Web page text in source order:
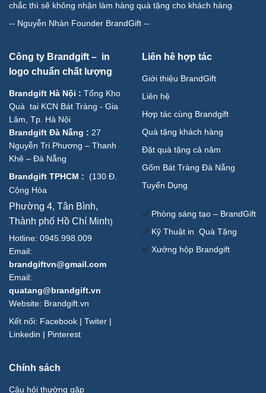
chắc thì sẽ không nhận làm hàng quà tặng cho khách hàng.
-- Nguyễn Nhàn Founder BrandGift --
Công ty Brandgift – in
logo chuẩn chất lượng
Brandgift Hà Nội : Tổng Kho
Quà tại KCN Bát Tràng - Gia
Lâm, Tp. Hà Nội
Brandgift Đà Nẵng : 27
Nguyễn Tri Phương – Thanh
Khê – Đà Nẵng
Brandgift TPHCM : (130 Đ.
Cộng Hòa
Phường 4, Tân Bình,
Thành phố Hồ Chí Minh)
Hotline: 0945.998.009
Email:
brandgiftvn@gmail.com
Email:
quatang@brandgift.vn
Website: Brandgift.vn
Kết nối: Facebook | Twiter |
Linkedin | Pinterest
Liên hê hợp tác
Giới thiệu BrandGift
Liên hệ
Hợp tác cùng Brandgift
Quà tặng khách hàng
Đặt quà tặng cả năm
Gốm Bát Tràng Đà Nẵng
Tuyển Dụng
✅ Phòng sáng tạo – BrandGift
✅ Kỹ Thuật in Quà Tặng
✅ Xưởng hộp Brandgift
Chính sách
Câu hỏi thường gặp